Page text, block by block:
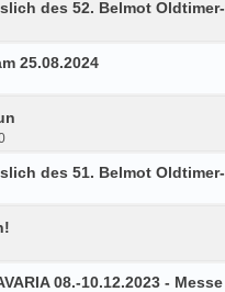
des 52. Belmot
25.08.2024
des 51. Belmot
08.-10.12.2023 -